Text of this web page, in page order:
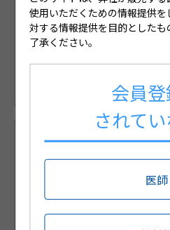
※medパスIDをお持ちの方は
※medパスを利用して、登
会員限定コン
新規会
使用いただくための情報提供を
対する情報提供を目的とした
了承ください。
会員
されて
医師